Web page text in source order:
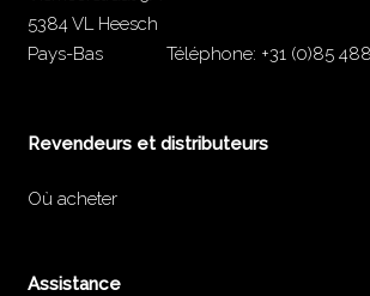
5384 VL Heesch
Pays-Bas
Téléphone: +31 (0)85
Revendeurs et distributeurs
Où acheter
Assistance